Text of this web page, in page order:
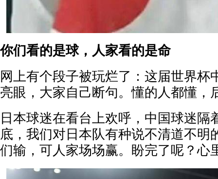
你们看的是球，人家看的是命
网上有个段子被玩烂了：这届世界杯
亮眼，大家自己断句。懂的人都懂，
日本球迷在看台上欢呼，中国球迷隔
底，我们对日本队有种说不清道不明
们输，可人家场场赢。盼完了呢？心